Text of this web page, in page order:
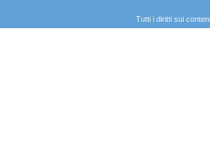
Tutti i diritti sui